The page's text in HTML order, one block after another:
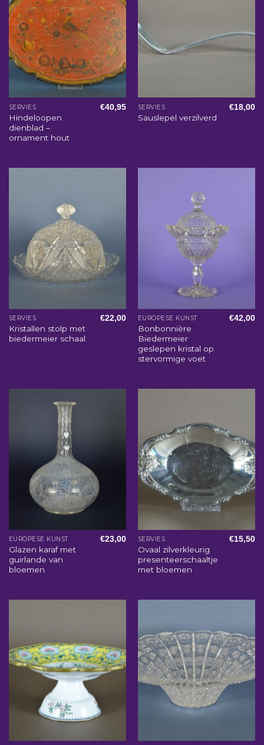
SERVIES
Hindeloopen
dienblad –
ornament hout
€40,95 SERVIES
Sauslepel verzilverd
€18,00
SERVIES
Kristallen stolp met
biedermeier schaal
€22,00 EUROPESE KUNST
Bonbonnière
Biedermeier
geslepen kristal op
stervormige voet
€42,00
EUROPESE KUNST
Glazen karaf met
guirlande van
bloemen
€23,00 SERVIES
Ovaal zilverkleurig
presenteerschaaltje
met bloemen
€15,50